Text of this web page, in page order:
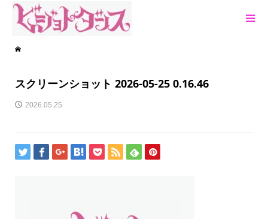
スクリーンショット 2026-05-25 0.16.46
2026.05.25